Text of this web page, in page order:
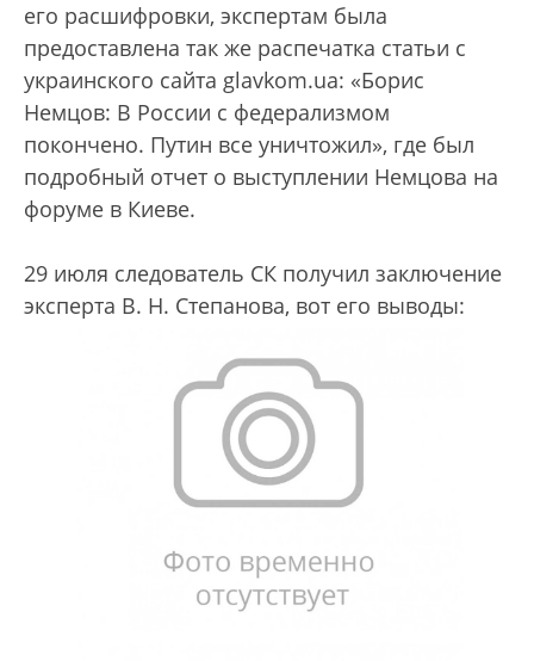
его расшифровки, экспертам была
предоставлена так же распечатка статьи с
украинского сайта glavkom.ua: «Борис
Немцов: В России с федерализмом
покончено. Путин все уничтожил», где был
подробный отчет о выступлении Немцова на
форуме в Киеве.
29 июля следователь СК получил заключение
эксперта В. Н. Степанова, вот его выводы: